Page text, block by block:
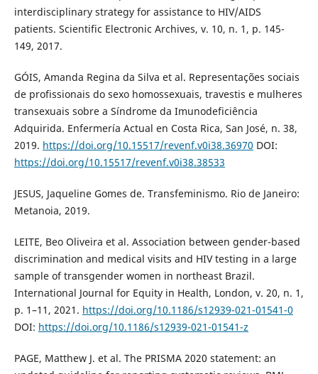
interdisciplinary strategy for assistance to HIV/AIDS
patients. Scientific Electronic Archives, v. 10, n. 1, p. 145-
149, 2017.
GÓIS, Amanda Regina da Silva et al. Representações sociais
de profissionais do sexo homossexuais, travestis e mulheres
transexuais sobre a Síndrome da Imunodeficiência
Adquirida. Enfermería Actual en Costa Rica, San José, n. 38,
2019. https://doi.org/10.15517/revenf.v0i38.36970 DOI:
https://doi.org/10.15517/revenf.v0i38.38533
JESUS, Jaqueline Gomes de. Transfeminismo. Rio de Janeiro:
Metanoia, 2019.
LEITE, Beo Oliveira et al. Association between gender-based
discrimination and medical visits and HIV testing in a large
sample of transgender women in northeast Brazil.
International Journal for Equity in Health, London, v. 20, n. 1,
p. 1–11, 2021. https://doi.org/10.1186/s12939-021-01541-0
DOI: https://doi.org/10.1186/s12939-021-01541-z
PAGE, Matthew J. et al. The PRISMA 2020 statement: an